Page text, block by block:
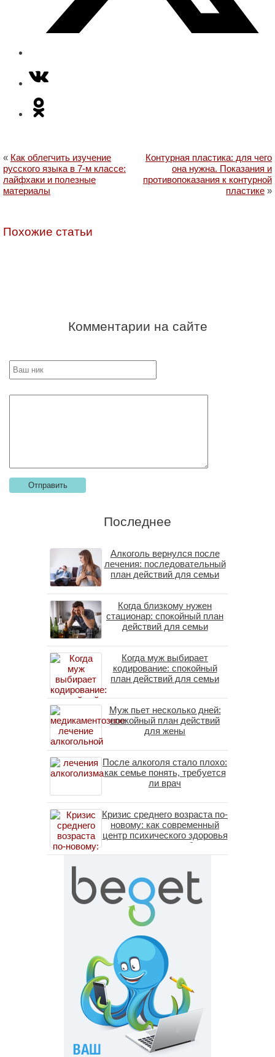
« Как облегчить изучение
русского языка в 7-м классе:
лайфхаки и полезные
материалы
Контурная пластика: для чего
она нужна. Показания и
противопоказания к контурной
пластике »
Похожие статьи
Комментарии на сайте
Последнее
Алкоголь вернулся после
лечения: последовательный
план действий для семьи
Когда близкому нужен
стационар: спокойный план
действий для семьи
Когда муж выбирает
кодирование: спокойный
план действий для семьи
Муж пьет несколько дней:
спокойный план действий
для жены
После алкоголя стало плохо:
как семье понять, требуется
ли врач
Кризис среднего возраста по-
новому: как современный
центр психического здоровья
помогает пересобрать
личность без таблеток